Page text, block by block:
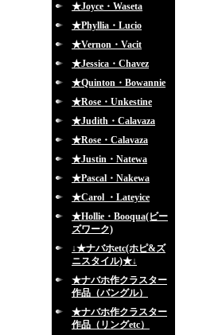
★Joyce・Waseta
★Phyllia・Lucio
★Vernon・Vacit
★Jessica・Chavez
★Quinton・Bowannie
★Rose・Unkestine
★Judith・Calavaza
★Rose・Calavaza
★Justin・Natewa
★Pascal・Nakewa
★Carol ・Lateyice
★Hollie・Booqua(ビー
ズワーク)
↓★ナバホetc(ホピ&ズ
ニスタイル)★↓
★ナバホ作クラスター
作品（バングル）
★ナバホ作クラスター
作品（リングetc）